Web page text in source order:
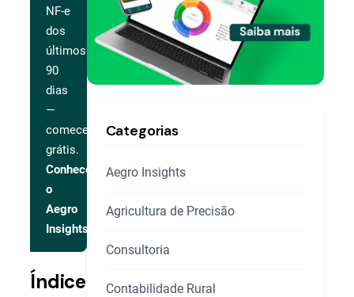
NF-e
dos
últimos
90
dias
—
comece
grátis.
Conhecer
o
Aegro
Insights
Índice
Categorias
Aegro Insights
Agricultura de Precisão
Consultoria
Contabilidade Rural